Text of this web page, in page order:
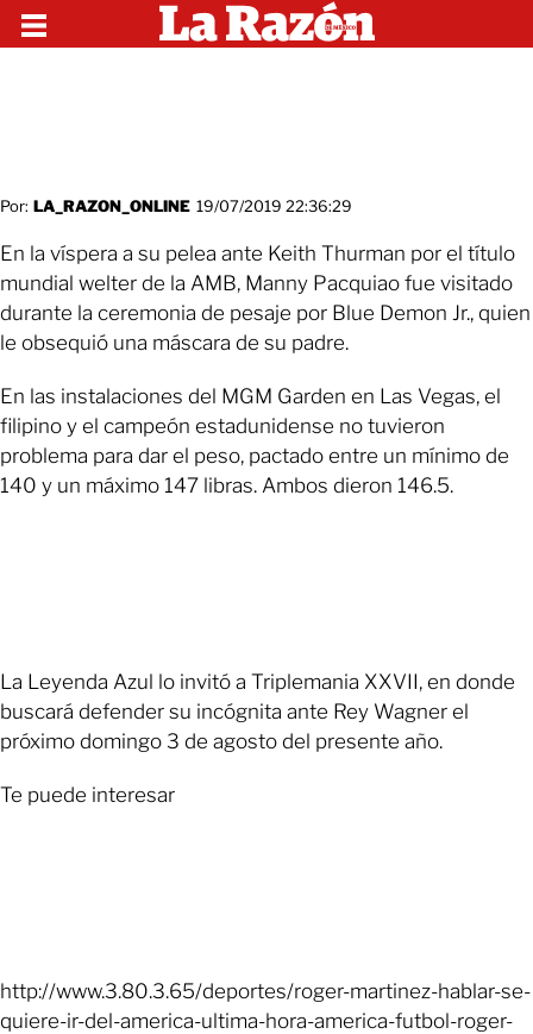
Por: LA_RAZON_ONLINE 19/07/2019 22:36:29
En la víspera a su pelea ante Keith Thurman por el título
mundial welter de la AMB, Manny Pacquiao fue visitado
durante la ceremonia de pesaje por Blue Demon Jr., quien
le obsequió una máscara de su padre.
En las instalaciones del MGM Garden en Las Vegas, el
filipino y el campeón estadunidense no tuvieron
problema para dar el peso, pactado entre un mínimo de
140 y un máximo 147 libras. Ambos dieron 146.5.
La Leyenda Azul lo invitó a Triplemania XXVII, en donde
buscará defender su incógnita ante Rey Wagner el
próximo domingo 3 de agosto del presente año.
Te puede interesar
http://www.3.80.3.65/deportes/roger-martinez-hablar-se-
quiere-ir-del-america-ultima-hora-america-futbol-roger-